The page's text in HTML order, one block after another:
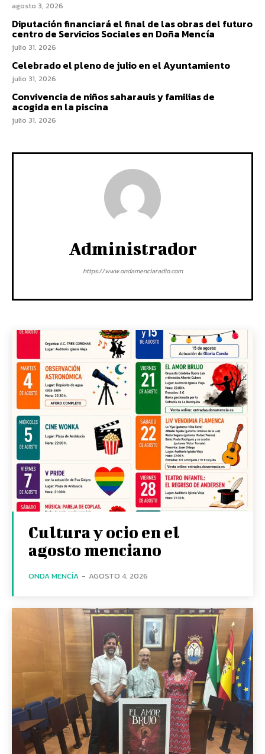
agosto 3, 2026
Diputación financiará el final de las obras del futuro
centro de Servicios Sociales en Doña Mencía
julio 31, 2026
Celebrado el pleno de julio en el Ayuntamiento
julio 31, 2026
Convivencia de niños saharauis y familias de
acogida en la piscina
julio 31, 2026
Administrador
https://www.ondamenciaradio.com
Cultura y ocio en el
agosto menciano
ONDA MENCÍA - AGOSTO 4, 2026